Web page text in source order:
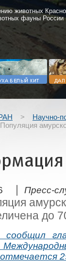
животных
фауны России
> Научно-
Популяция
| Пресс-
до